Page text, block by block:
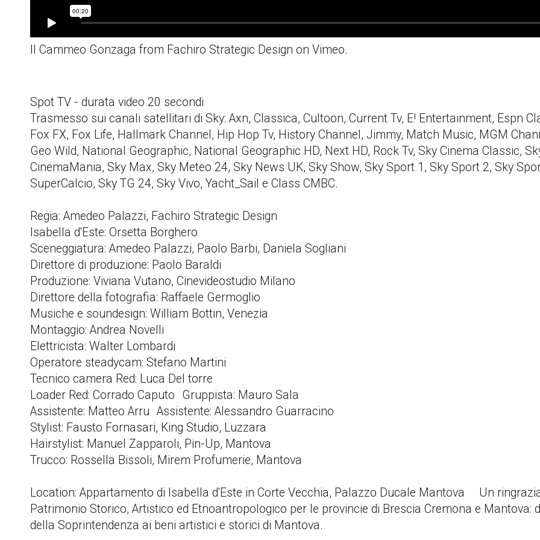
Il Cammeo Gonzaga from Fachiro Strategic Design on Vimeo.
Spot TV - durata video 20 secondi
Trasmesso sui canali satellitari di Sky: Axn, Classica, Cultoon, Current Tv, E! Entertainment, Espn
Fox FX, Fox Life, Hallmark Channel, Hip Hop Tv, History Channel, Jimmy, Match Music, MGM
Geo Wild, National Geographic, National Geographic HD, Next HD, Rock Tv, Sky Cinema Classic,
CinemaMania, Sky Max, Sky Meteo 24, Sky News UK, Sky Show, Sky Sport 1, Sky Sport 2, Sky
SuperCalcio, Sky TG 24, Sky Vivo, Yacht_Sail e Class CMBC.
Regia: Amedeo Palazzi, Fachiro Strategic Design
Isabella d'Este: Orsetta Borghero
Sceneggiatura: Amedeo Palazzi, Paolo Barbi, Daniela Sogliani
Direttore di produzione: Paolo Baraldi
Produzione: Viviana Vutano, Cinevideostudio Milano
Direttore della fotografia: Raffaele Germoglio
Musiche e soundesign: William Bottin, Venezia
Montaggio: Andrea Novelli
Elettricista: Walter Lombardi
Operatore steadycam: Stefano Martini
Tecnico camera Red: Luca Del torre
Loader Red: Corrado Caputo Gruppista: Mauro Sala
Assistente: Matteo Arru Assistente: Alessandro Guarracino
Stylist: Fausto Fornasari, King Studio, Luzzara
Hairstylist: Manuel Zapparoli, Pin-Up, Mantova
Trucco: Rossella Bissoli, Mirem Profumerie, Mantova
Location: Appartamento di Isabella d'Este in Corte Vecchia, Palazzo Ducale Mantova Un
Patrimonio Storico, Artistico ed Etnoantropologico per le provincie di Brescia Cremona e Mantova:
della Soprintendenza ai beni artistici e storici di Mantova.